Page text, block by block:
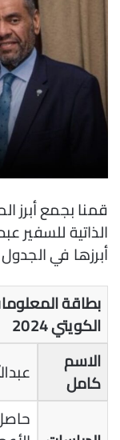
قمنا بجمع أبرز
الذاتية للسفير
أبرزها في الجدول
بطاقة
الكويتي 2024
الاسم
كامل